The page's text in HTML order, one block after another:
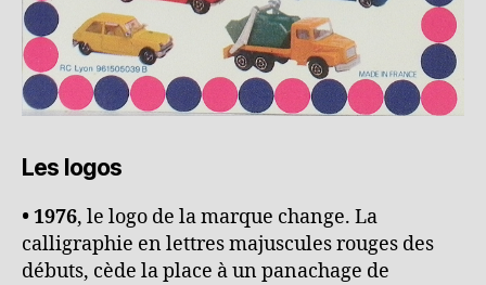
Les logos
• 1976, le logo de la marque change. La
calligraphie en lettres majuscules rouges des
débuts, cède la place à un panachage de